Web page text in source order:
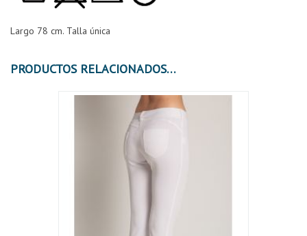
Largo 78 cm. Talla única
PRODUCTOS RELACIONADOS